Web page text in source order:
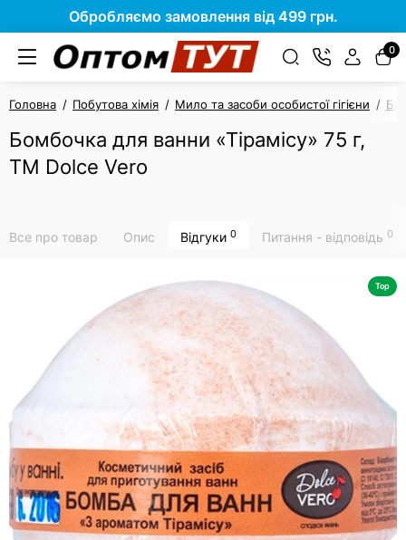
Обробляємо замовлення від 499 грн.
0
Головна Побутова хімія Мило та засоби особистої гігієни
Бомбочка для ванни «Тірамісу» 75 г,
ТМ Dolce Vero
Все про товар Опис Відгуки 0 Питання - відповідь 0
Top